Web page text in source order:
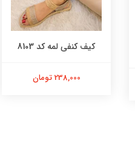
کیف کنفی لمه کد 8103
238,000 تومان